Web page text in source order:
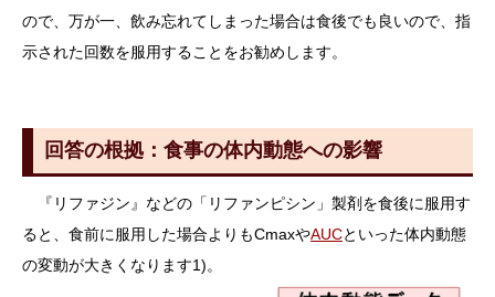
ので、万が一、飲み忘れてしまった場合は食後でも良いので、指
示された回数を服用することをお勧めします。
回答の根拠：食事の体内動態への影響
『リファジン』などの「リファンピシン」製剤を食後に服用す
ると、食前に服用した場合よりもCmaxやAUCといった体内動態
の変動が大きくなります1)。